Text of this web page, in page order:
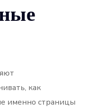
как
именно страницы